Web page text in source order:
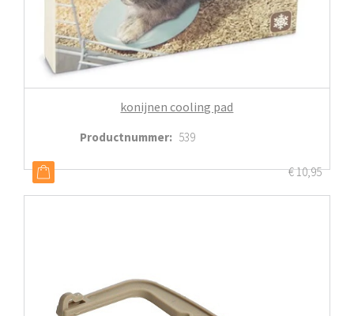
konijnen cooling pad
Productnummer: 539
€10,95